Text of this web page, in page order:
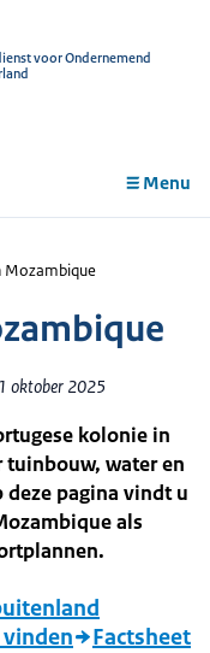
voor Ondernemend
Menu
Mozambique
oktober 2025
kolonie in
tuinbouw, water en
pagina vindt u
als
Factsheet